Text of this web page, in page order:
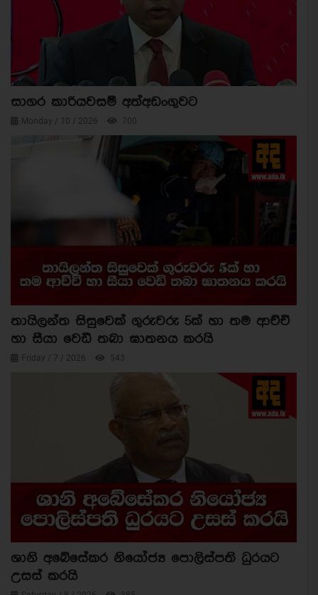
සාගර කාරියවසම් අත්අඩංගුවට
Monday / 10 / 2026 700
තායිලන්ත සිසුවෙක් ගුරුවරු 5ක් හා තම ආච්චි
හා සීයා වෙඩි තබා ඝාතනය කරයි
Friday / 7 / 2026 543
ශානි අබේසේකර නියෝජ්‍ය පොලිස්පති ධුරයට
උසස් කරයි